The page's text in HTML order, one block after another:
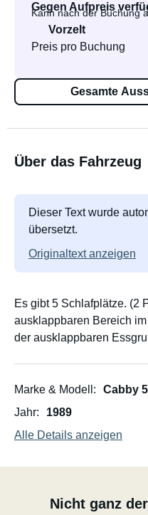
Gegen Aufpreis
Kann nach der Buchung
Vorzelt
Preis pro Buchung
Gesamte
Über das Fahrzeug
Dieser Text wurde
übersetzt.
Originaltext anzeigen
Es gibt 5 Schlafplätze. (2
ausklappbaren Bereich
der ausklappbaren
Marke & Modell
Cabby
Jahr
1989
Alle Details anzeigen
Nicht ganz